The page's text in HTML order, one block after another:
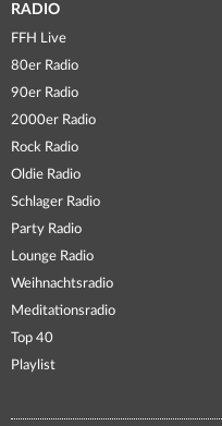
RADIO
FFH Live
80er Radio
90er Radio
2000er Radio
Rock Radio
Oldie Radio
Schlager Radio
Party Radio
Lounge Radio
Weihnachtsradio
Meditationsradio
Top 40
Playlist